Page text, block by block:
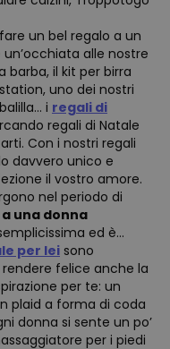
un bel regalo a un
alle nostre
barba, il kit per birra
uno dei nostri
i regali di
regali di Natale
Con i nostri regali
davvero unico e
il vostro amore.
nel periodo di
una donna
ed è…
per lei sono
felice anche la
per te: un
plaid a forma di coda
donna si sente un po’
per i piedi